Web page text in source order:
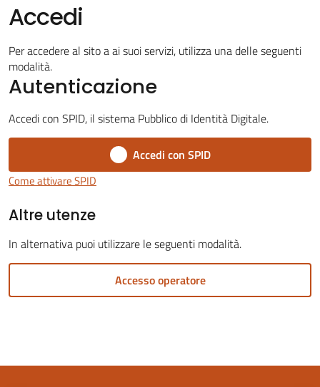
Vivere
Dozza
Menu selezionato
on-
Tutti
Accedi
Per accedere al sito a ai suoi servizi, utilizza una delle seguenti
modalità.
Autenticazione
Accedi con SPID, il sistema Pubblico di Identità Digitale.
Accedi con SPID
Come attivare SPID
Altre utenze
In alternativa puoi utilizzare le seguenti modalità.
Accesso operatore